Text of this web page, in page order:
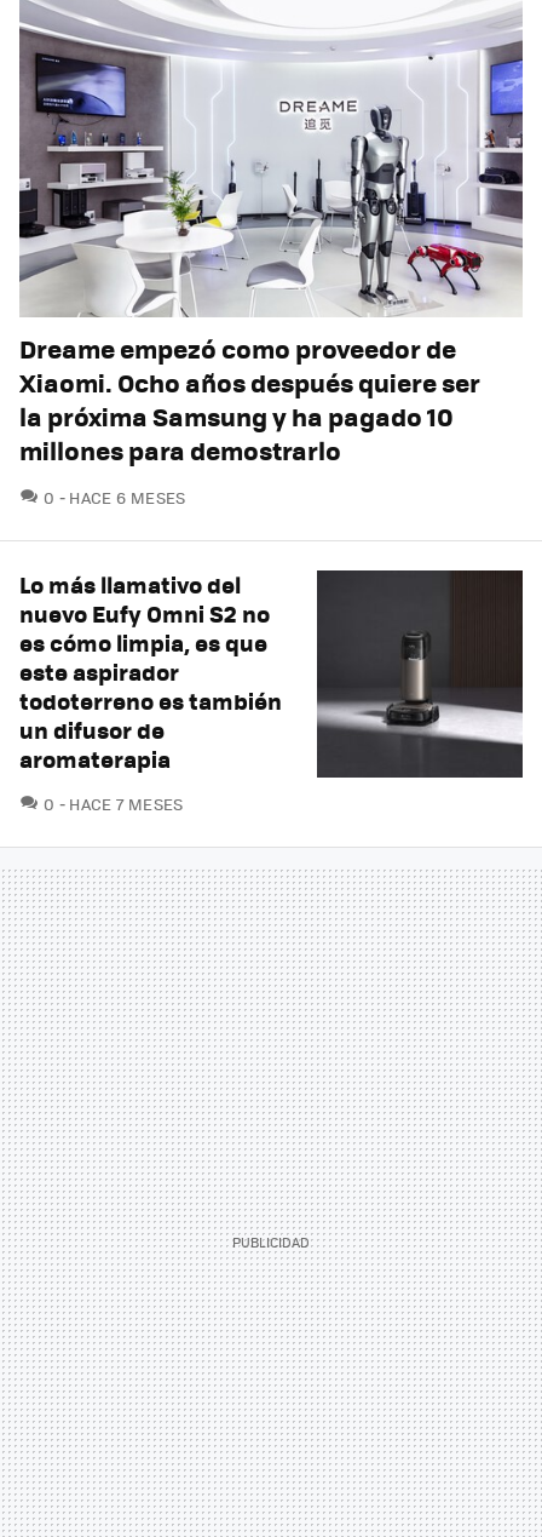
Dreame empezó como proveedor de
Xiaomi. Ocho años después quiere ser
la próxima Samsung y ha pagado 10
millones para demostrarlo
0 COMENTARIOS
HACE 6 MESES
Lo más llamativo del
nuevo Eufy Omni S2 no
es cómo limpia, es que
este aspirador
todoterreno es también
un difusor de
aromaterapia
0 COMENTARIOS
HACE 7 MESES